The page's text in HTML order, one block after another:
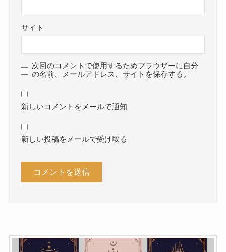
サイト
次回のコメントで使用するためブラウザーに自分
の名前、メールアドレス、サイトを保存する。
新しいコメントをメールで通知
新しい投稿をメールで受け取る